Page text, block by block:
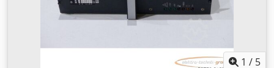
1 / 5